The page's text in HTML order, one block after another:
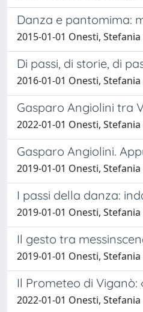
Danza e pantomima:
2015-01-01 Onesti, Stefania
Di passi, di storie, di
2016-01-01 Onesti, Stefania
Gasparo Angiolini tra
2022-01-01 Onesti, Stefania
Gasparo Angiolini.
2019-01-01 Onesti, Stefania
I passi della danza:
2019-01-01 Onesti, Stefania
Il gesto tra
2019-01-01 Onesti, Stefania
Il Prometeo di
2022-01-01 Onesti, Stefania